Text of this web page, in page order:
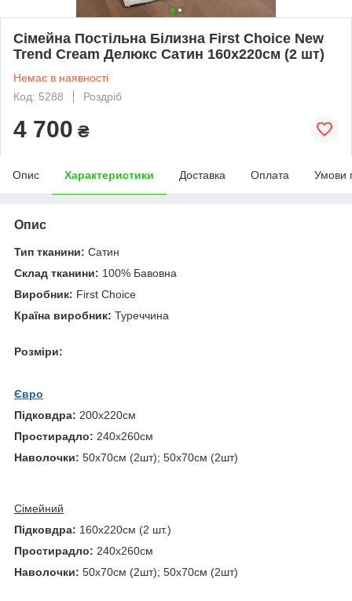
Сімейна Постільна Білизна First Choice New
Trend Cream Делюкс Сатин 160х220см (2 шт)
Немає в наявності
Код: 5288
Роздріб
4 700 ₴
Опис Характеристики Доставка Оплата Умови
Опис
Тип тканини: Сатин
Склад тканини: 100% Бавовна
Виробник: First Choice
Країна виробник: Туреччина
Розміри:
Євро
Підковдра: 200х220см
Простирадло: 240х260см
Наволочки: 50х70см (2шт); 50х70см (2шт)
Сімейний
Підковдра: 160х220см (2 шт.)
Простирадло: 240х260см
Наволочки: 50х70см (2шт); 50х70см (2шт)